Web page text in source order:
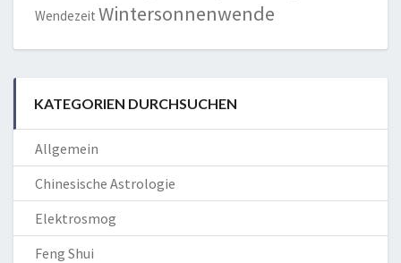
Wendezeit Wintersonnenwende
KATEGORIEN DURCHSUCHEN
Allgemein
Chinesische Astrologie
Elektrosmog
Feng Shui